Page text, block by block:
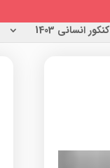
کنکور انسانی 1403